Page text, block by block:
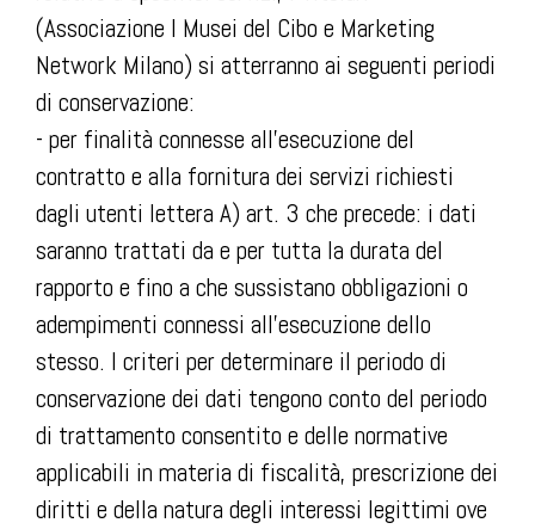
(Associazione I Musei del Cibo e Marketing
Network Milano) si atterranno ai seguenti periodi
di conservazione:
- per finalità connesse all’esecuzione del
contratto e alla fornitura dei servizi richiesti
dagli utenti lettera A) art. 3 che precede: i dati
saranno trattati da e per tutta la durata del
rapporto e fino a che sussistano obbligazioni o
adempimenti connessi all’esecuzione dello
stesso. I criteri per determinare il periodo di
conservazione dei dati tengono conto del periodo
di trattamento consentito e delle normative
applicabili in materia di fiscalità, prescrizione dei
diritti e della natura degli interessi legittimi ove